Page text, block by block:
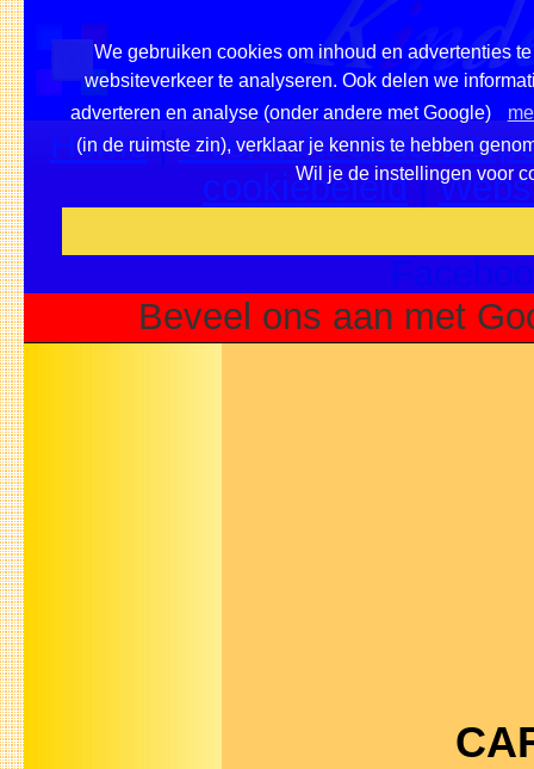
We gebruiken cookies om inhoud en advertenties
websiteverkeer te analyseren. Ook delen we
adverteren en analyse (onder andere met Google)
(in de ruimste zin), verklaar je kennis te hebben
Wil je de instellingen voor
Home|Overzicht
cookiebeleid|
Beveel ons aan met